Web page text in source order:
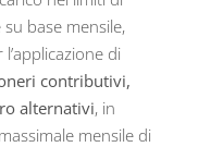
base mensile,
di
contributivi,
alternativi, in
mensile di